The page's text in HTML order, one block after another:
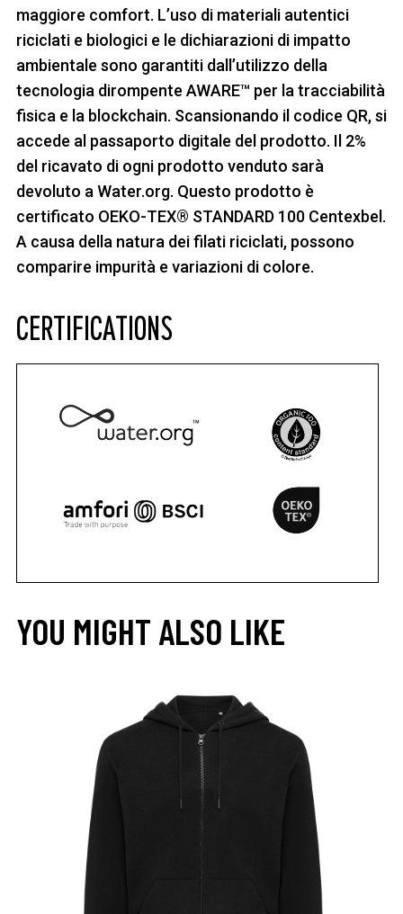
maggiore comfort. L’uso di materiali autentici
riciclati e biologici e le dichiarazioni di impatto
ambientale sono garantiti dall’utilizzo della
tecnologia dirompente AWARE™ per la tracciabilità
fisica e la blockchain. Scansionando il codice QR, si
accede al passaporto digitale del prodotto. Il 2%
del ricavato di ogni prodotto venduto sarà
devoluto a Water.org. Questo prodotto è
certificato OEKO-TEX® STANDARD 100 Centexbel.
A causa della natura dei filati riciclati, possono
comparire impurità e variazioni di colore.
CERTIFICATIONS
YOU MIGHT ALSO LIKE